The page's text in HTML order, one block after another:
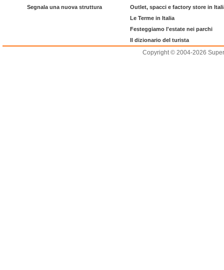
Segnala una nuova struttura
Outlet, spacci e factory store in
Le Terme in Italia
Festeggiamo l'estate nei parchi
Il dizionario del turista
Copyright © 2004-2026